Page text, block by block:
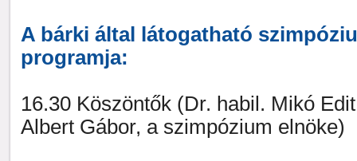
A bárki által látogatható
programja:
16.30 Köszöntők (Dr. habil. Mikó
Albert Gábor, a szimpózium elnöke)